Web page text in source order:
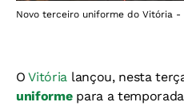
Novo terceiro uniforme do Vitória
OVitória lançou, nesta
uniforme para a